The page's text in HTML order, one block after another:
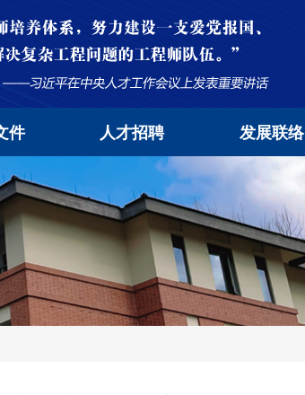
件 人才招聘 发展联络